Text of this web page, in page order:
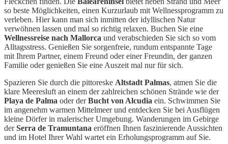
so beste Möglichkeiten, einen Kurzurlaub mit Wellnessprogramm zu
verleben. Hier kann man sich inmitten der idyllischen Natur
verwöhnen lassen und mal so richtig relaxen. Buchen Sie eine
Wellnessreise nach Mallorca und verabschieden Sie sich so vom
Alltagsstress. Genießen Sie sorgenfreie, rundum entspannte Tage
mit Ihrem Partner, einem Freund oder einer Freundin, der ganzen
Familie oder genießen Sie eine Auszeit mal nur für sich.
Spazieren Sie durch die pittoreske Altstadt Palmas, atmen Sie die
klare Meeresluft an einem der zahlreichen schönen Strände wie der
Playa de Palma oder derBucht von Alcudia ein. Schwimmen Sie
im angenehm warmen Mittelmeer und entdecken Sie bei Ausflügen
kleine Dörfer in malerischer Umgebung. Wanderungen im Gebirge
derSerra de Tramuntana eröffnen Ihnen faszinierende Aussichten
und im Hotel Ihrer Wahl wartet ein Erholungsprogramm auf Sie.